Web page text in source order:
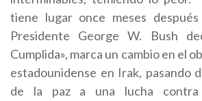
tiene lugar once meses
Presidente George W. Bush
Cumplida», marca un cambio en el
estadounidense en Irak, pasando
de la paz a una lucha contra